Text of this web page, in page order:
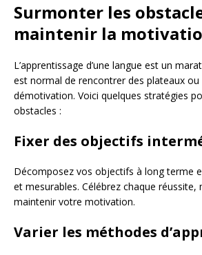
Surmonter les
maintenir la
L’apprentissage d’une langue est un
est normal de rencontrer des plateaux
démotivation. Voici quelques stratégies
obstacles :
Fixer des objectifs
Décomposez vos objectifs à long terme
et mesurables. Célébrez chaque
maintenir votre motivation.
Varier les méthodes